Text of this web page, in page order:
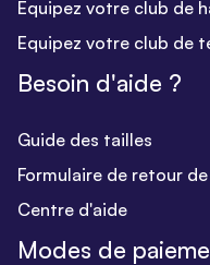
Equipez votre club de
Equipez votre club de
Besoin d'aide ?
Guide des tailles
Formulaire de retour
Centre d'aide
Modes de